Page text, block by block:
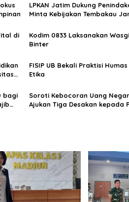
LPKAN Jatim Dukung
Minta Kebijakan Tembakau
di
Kodim 0833 Laksanakan
Binter
FISIP UB Bekali Praktisi
Etika
bagi
Soroti Kebocoran Uang
Ajukan Tiga Desakan kepada